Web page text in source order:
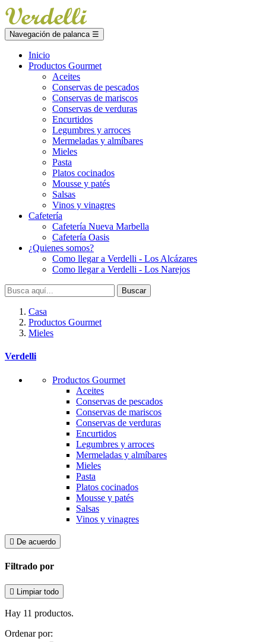
Navegación de palanca ☰
Inicio
Productos Gourmet
Aceites
Conservas de pescados
Conservas de mariscos
Conservas de verduras
Encurtidos
Legumbres y arroces
Mermeladas y almíbares
Mieles
Pasta
Platos cocinados
Mousse y patés
Salsas
Vinos y vinagres
Cafetería
Cafetería Nueva Marbella
Cafetería Oasis
¿Quienes somos?
Como llegar a Verdelli - Los Alcázares
Como llegar a Verdelli - Los Narejos
Buscar
Casa
Productos Gourmet
Mieles
Verdelli
Productos Gourmet
Aceites
Conservas de pescados
Conservas de mariscos
Conservas de verduras
Encurtidos
Legumbres y arroces
Mermeladas y almíbares
Mieles
Pasta
Platos cocinados
Mousse y patés
Salsas
Vinos y vinagres
 De acuerdo
Filtrado por
 Limpiar todo
Hay 11 productos.
Ordenar por: